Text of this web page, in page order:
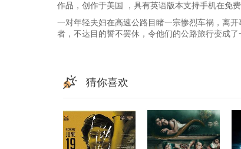
作品，创作于美国 ，具有英语版本支持手机在免费
一对年轻夫妇在高速公路目睹一宗惨烈车祸，离
者，不达目的誓不罢休，令他们的公路旅行变成了
猜你喜欢